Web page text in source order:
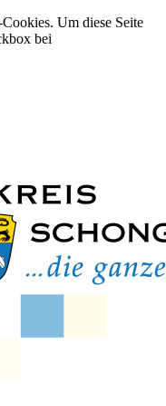
Um diese Seite
bei